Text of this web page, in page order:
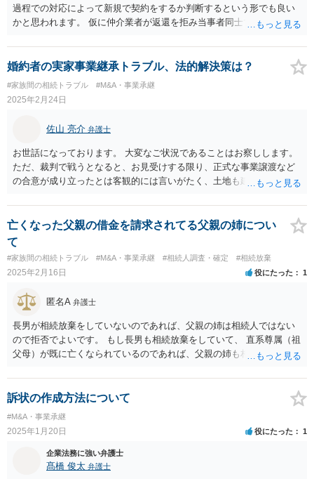
過程での対応によって新規で契約をするか判断するという形でも良い
かと思われます。 仮に仲介業者が返還を拒み当事者同士での解決が困
婚約者の実家事業継承トラブル、法的解決策は？
#家族間の相続トラブル #M&A・事業承継
2025年2月24日
佐山 亮介 弁護士
お世話になっております。 大変なご状況であることはお察しします。
ただ、裁判で戦うとなると、お見受けする限り、正式な事業譲渡など
の合意が成り立ったとは客観的には言いがたく、土地も建物もお母様
気になるのは、お母様側の主張です。 長年宿を切り盛りしてきたので
しょうから、宿の運営方法についてのプライドや思い入れがかなり深
いのだと思います。 良かれと思ってやったことでも、自分のやり方と
違うことを、自分の同意のないところでやられると、自分が積み重ね
てきたものがまるで否定されてるかような感覚に陥ってしまうと言う
事は、お母様のご年齢を考えてもあり得ると思います。 話し合いの仕
方を工夫してみれば、和解できることもあるかもしれません。 法律問
題とは言えませんが、何が不満なのかを聞き、こちらの考えをどうわ
かってもらうかと言う点について、やり方を弁護士を含む第三者に相
談してみるのが良いでしょう。
亡くなった父親の借金を請求されてる父親の姉につい
て
#家族間の相続トラブル #M&A・事業承継 #相続人調査・確定 #相続放棄
2025年2月16日 役にたった 1
匿名A 弁護士
長男が相続放棄をしていないのであれば、父親の姉は相続人ではない
ので拒否でよいです。 もし長男も相続放棄をしていて、 直系尊属（祖
父母）が既に亡くなられているのであれば、父親の姉も相続放棄を検
訴状の作成方法について
#M&A・事業承継
2025年1月20日 役にたった 1
企業法務に強い弁護士
髙橋 俊太 弁護士